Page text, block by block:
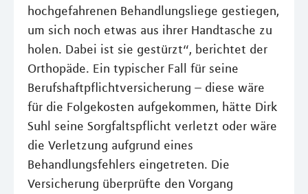
hochgefahrenen Behandlungsliege gestiegen,
um sich noch etwas aus ihrer Handtasche zu
holen. Dabei ist sie gestürzt“, berichtet der
Orthopäde. Ein typischer Fall für seine
Berufshaftpflichtversicherung – diese wäre
für die Folgekosten aufgekommen, hätte Dirk
Suhl seine Sorgfaltspflicht verletzt oder wäre
die Verletzung aufgrund eines
Behandlungsfehlers eingetreten. Die
Versicherung überprüfte den Vorgang